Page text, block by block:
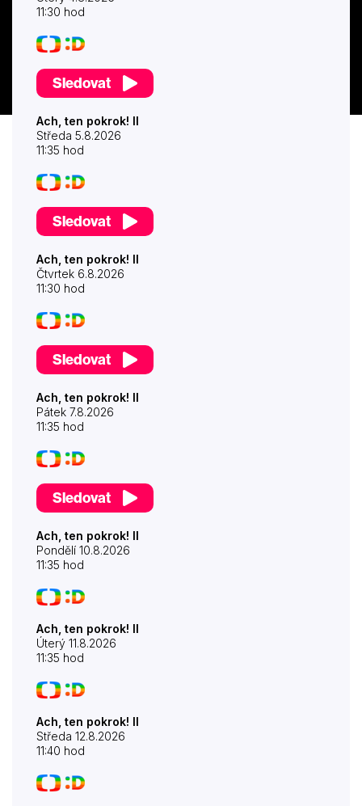
11:30 hod
Sledovat
Ach, ten pokrok! II
Středa 5.8.2026
11:35 hod
Sledovat
Ach, ten pokrok! II
Čtvrtek 6.8.2026
11:30 hod
Sledovat
Ach, ten pokrok! II
Pátek 7.8.2026
11:35 hod
Sledovat
Ach, ten pokrok! II
Pondělí 10.8.2026
11:35 hod
Ach, ten pokrok! II
Úterý 11.8.2026
11:35 hod
Ach, ten pokrok! II
Středa 12.8.2026
11:40 hod